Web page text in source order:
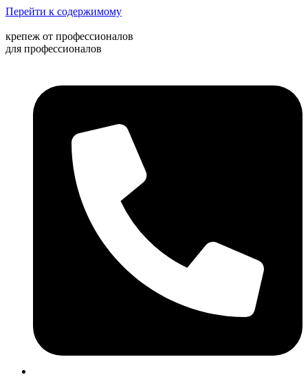
Перейти к содержимому
крепеж от профессионалов
для профессионалов